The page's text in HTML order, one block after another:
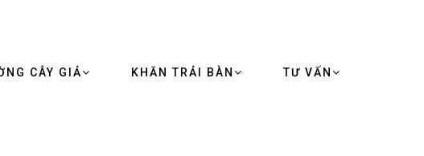
CÂY GIẢ KHĂN TRẢI BÀN TƯ VẤN